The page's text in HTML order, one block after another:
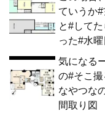
ていうか
と#して
った#水
気になる
の#そこ
なやつな
間取り図